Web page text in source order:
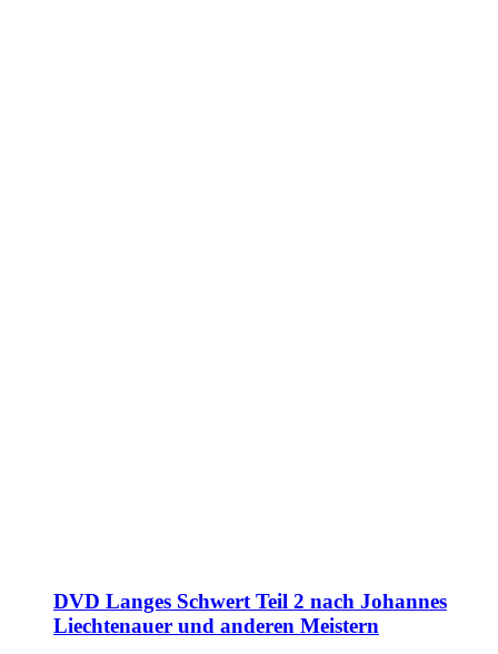
DVD Langes Schwert Teil 2 nach Johannes
Liechtenauer und anderen Meistern